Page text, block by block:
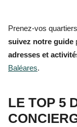
Prenez-vos
suivez notre guide
adresses et
Baléares.
LE TOP 5